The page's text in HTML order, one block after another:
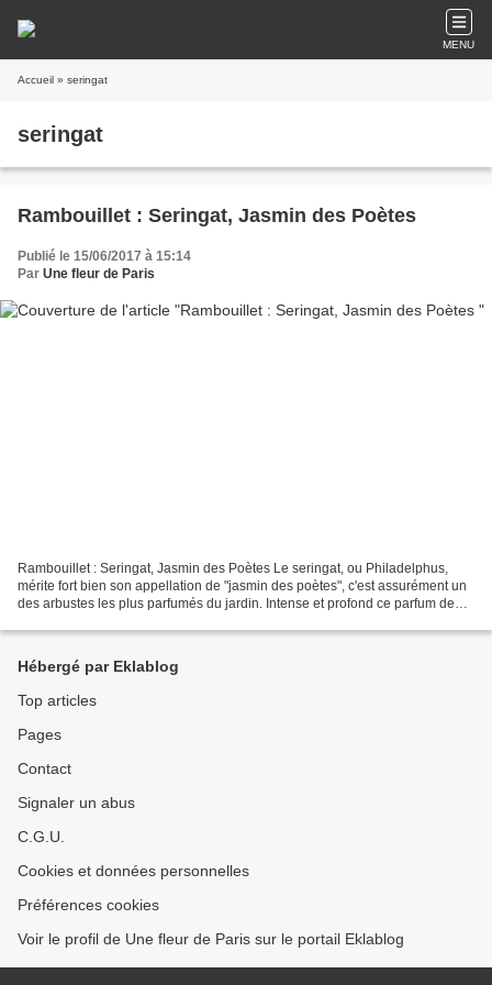
MENU
Accueil » seringat
seringat
Rambouillet : Seringat, Jasmin des Poètes
Publié le 15/06/2017 à 15:14
Par Une fleur de Paris
Rambouillet : Seringat, Jasmin des Poètes Le seringat, ou Philadelphus,
mérite fort bien son appellation de "jasmin des poètes", c'est assurément un
des arbustes les plus parfumés du jardin. Intense et profond ce parfum de
Hébergé par Eklablog
Top articles
Pages
Contact
Signaler un abus
C.G.U.
Cookies et données personnelles
Préférences cookies
Voir le profil de Une fleur de Paris sur le portail Eklablog